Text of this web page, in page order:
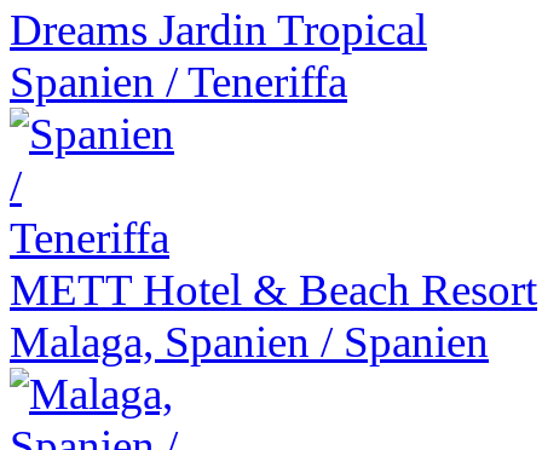
Dreams Jardin Tropical
Spanien /Teneriffa
METT Hotel & Beach Resort
Malaga, Spanien / Spanien